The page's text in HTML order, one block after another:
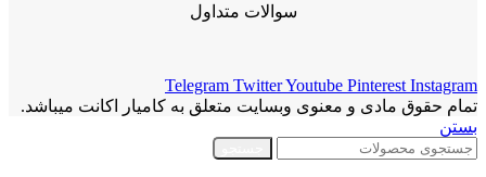
سوالات متداول
Telegram TwitterYoutube Pinterest Instagram
تمام حقوق مادی و معنوی وبسایت متعلق به کامیار اکانت میباشد.
بستن